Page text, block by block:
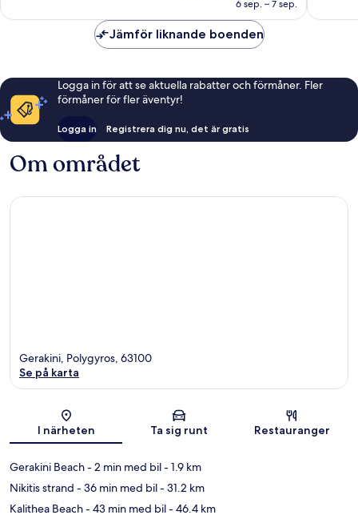
6 sep. – 7 sep.
Jämför liknande boenden
Logga in för att se aktuella rabatter och förmåner. Fler
förmåner för fler äventyr!
Logga in Registrera dig nu, det är gratis
Om området
Karta
Gerakini, Polygyros, 63100
Se på karta
I närheten Ta sig runt Restauranger
Gerakini Beach- 2 min med bil- 1.9 km
Nikitis strand - 36 min med bil- 31.2 km
Kalithea Beach- 43 min med bil- 46.4 km